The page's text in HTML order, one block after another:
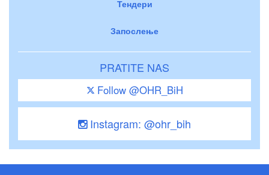
Тендери
Запослење
PRATITE NAS
Follow @OHR_BiH
Instagram: @ohr_bih